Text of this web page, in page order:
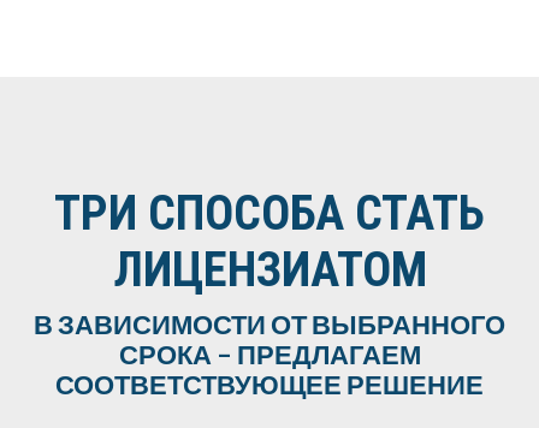
ТРИ СПОСОБА СТАТЬ
ЛИЦЕНЗИАТОМ
В ЗАВИСИМОСТИ ОТ ВЫБРАННОГО
СРОКА – ПРЕДЛАГАЕМ
СООТВЕТСТВУЮЩЕЕ РЕШЕНИЕ